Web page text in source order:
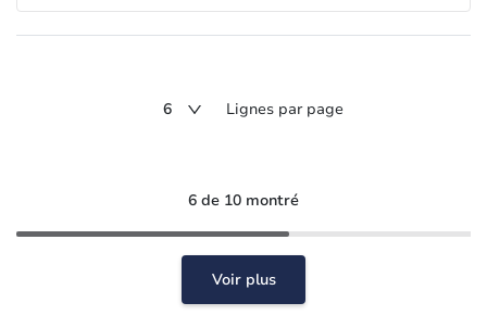
6 Lignes par page
6 de 10 montré
Voir plus